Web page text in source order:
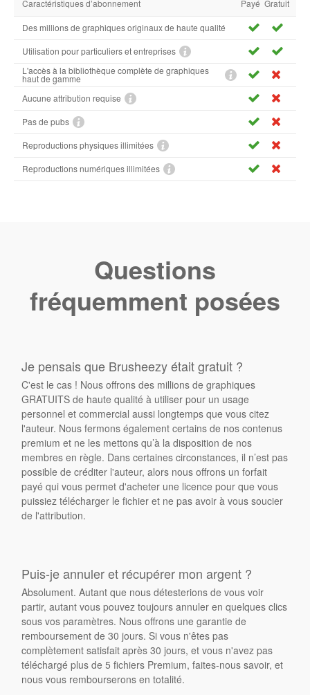
Caractéristiques d’abonnement Payé Gratuit
Des millions de graphiques originaux de haute qualité
Utilisation pour particuliers et entreprises
L'accès à la bibliothèque complète de graphiques
haut de gamme
Aucune attribution requise
Pas de pubs
Reproductions physiques illimitées
Reproductions numériques illimitées
Questions
fréquemment posées
Je pensais que Brusheezy était gratuit ?
C'est le cas ! Nous offrons des millions de graphiques
GRATUITS de haute qualité à utiliser pour un usage
personnel et commercial aussi longtemps que vous citez
l'auteur. Nous fermons également certains de nos contenus
premium et ne les mettons qu’à la disposition de nos
membres en règle. Dans certaines circonstances, il n’est pas
possible de créditer l'auteur, alors nous offrons un forfait
payé qui vous permet d'acheter une licence pour que vous
puissiez télécharger le fichier et ne pas avoir à vous soucier
de l'attribution.
Puis-je annuler et récupérer mon argent ?
Absolument. Autant que nous détesterions de vous voir
partir, autant vous pouvez toujours annuler en quelques clics
sous vos paramètres. Nous offrons une garantie de
remboursement de 30 jours. Si vous n'êtes pas
complètement satisfait après 30 jours, et vous n'avez pas
téléchargé plus de 5 fichiers Premium, faites-nous savoir, et
nous vous rembourserons en totalité.